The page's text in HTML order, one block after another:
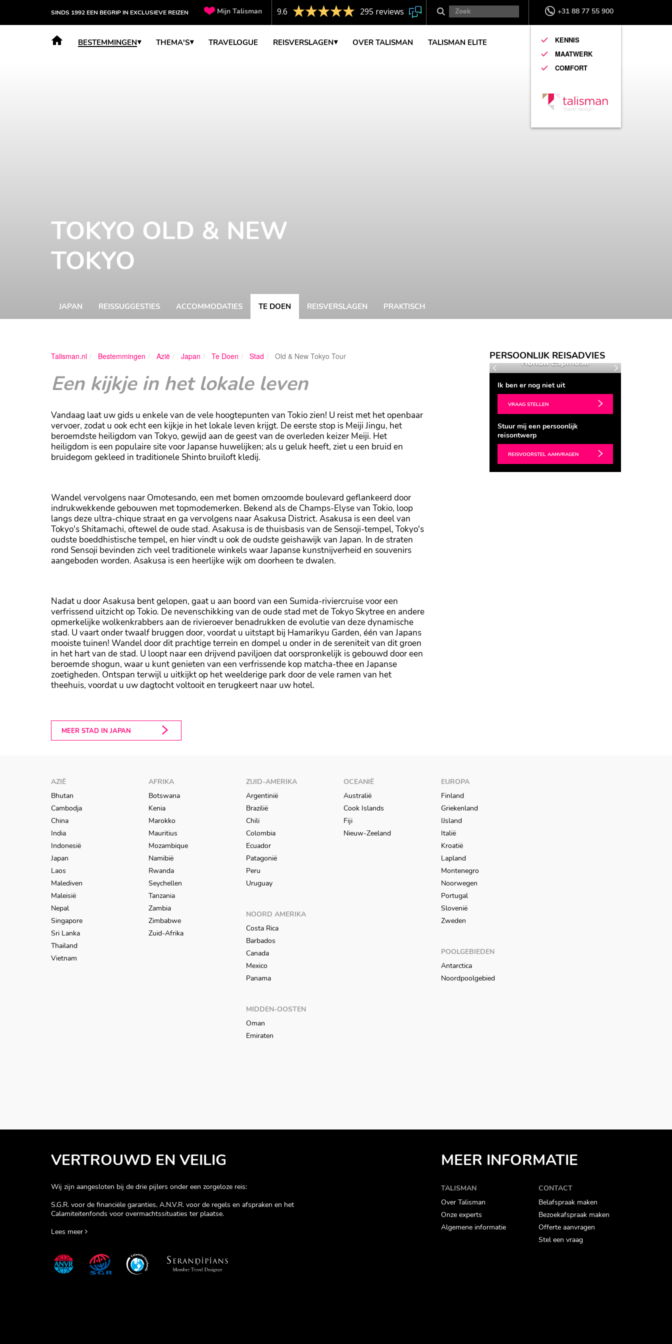
SINDS 1992 EEN BEGRIP IN EXCLUSIEVE REIZEN Mijn Talisman 9.6 295 reviews +31 88 77 55 900
KENNIS
MAATWERK
COMFORT
BESTEMMINGEN THEMA'S TRAVELOGUE REISVERSLAGEN OVER TALISMAN TALISMAN ELITE
TOKYO OLD & NEW
TOKYO
JAPAN REISSUGGESTIES ACCOMMODATIES TE DOEN REISVERSLAGEN PRAKTISCH
Talisman.nl Bestemmingen Azië Japan Te Doen Stad Old & New Tokyo Tour
Een kijkje in het lokale leven
Vandaag laat uw gids u enkele van de vele hoogtepunten van Tokio zien! U reist met het openbaar
vervoer, zodat u ook echt een kijkje in het lokale leven krijgt. De eerste stop is Meiji Jingu, het
beroemdste heiligdom van Tokyo, gewijd aan de geest van de overleden keizer Meiji. Het
heiligdom is een populaire site voor Japanse huwelijken; als u geluk heeft, ziet u een bruid en
bruidegom gekleed in traditionele Shinto bruiloft kledij.
Wandel vervolgens naar Omotesando, een met bomen omzoomde boulevard geflankeerd door
indrukwekkende gebouwen met topmodemerken. Bekend als de Champs-Elyse van Tokio, loop
langs deze ultra-chique straat en ga vervolgens naar Asakusa District. Asakusa is een deel van
Tokyo's Shitamachi, oftewel de oude stad. Asakusa is de thuisbasis van de Sensoji-tempel, Tokyo's
oudste boeddhistische tempel, en hier vindt u ook de oudste geishawijk van Japan. In de straten
rond Sensoji bevinden zich veel traditionele winkels waar Japanse kunstnijverheid en souvenirs
aangeboden worden. Asakusa is een heerlijke wijk om doorheen te dwalen.
Nadat u door Asakusa bent gelopen, gaat u aan boord van een Sumida-riviercruise voor een
verfrissend uitzicht op Tokio. De nevenschikking van de oude stad met de Tokyo Skytree en andere
opmerkelijke wolkenkrabbers aan de rivieroever benadrukken de evolutie van deze dynamische
stad. U vaart onder twaalf bruggen door, voordat u uitstapt bij Hamarikyu Garden, één van Japans
mooiste tuinen! Wandel door dit prachtige terrein en dompel u onder in de sereniteit van dit groen
in het hart van de stad. U loopt naar een drijvend paviljoen dat oorspronkelijk is gebouwd door een
beroemde shogun, waar u kunt genieten van een verfrissende kop matcha-thee en Japanse
zoetigheden. Ontspan terwijl u uitkijkt op het weelderige park door de vele ramen van het
theehuis, voordat u uw dagtocht voltooit en terugkeert naar uw hotel.
MEER STAD IN JAPAN
PERSOONLIJK REISADVIES
Ronda Espinosa
Vorige Volgende
Ik ben er nog niet uit
VRAAG STELLEN
Stuur mij een persoonlijk
reisontwerp
REISVOORSTEL AANVRAGEN
AZIË
Bhutan
Cambodja
China
India
Indonesië
Japan
Laos
Malediven
Maleisië
Nepal
Singapore
Sri Lanka
Thailand
Vietnam
AFRIKA
Botswana
Kenia
Marokko
Mauritius
Mozambique
Namibië
Rwanda
Seychellen
Tanzania
Zambia
Zimbabwe
Zuid-Afrika
ZUID-AMERIKA
Argentinië
Brazilië
Chili
Colombia
Ecuador
Patagonië
Peru
Uruguay
NOORD AMERIKA
Costa Rica
Barbados
Canada
Mexico
Panama
MIDDEN-OOSTEN
Oman
Emiraten
OCEANIË
Australië
Cook Islands
Fiji
Nieuw-Zeeland
EUROPA
Finland
Griekenland
IJsland
Italië
Kroatië
Lapland
Montenegro
Noorwegen
Portugal
Slovenië
Zweden
POOLGEBIEDEN
Antarctica
Noordpoolgebied
MEER INFORMATIE
TALISMAN
Over Talisman
Onze experts
Algemene informatie
CONTACT
Belafspraak maken
Bezoekafspraak maken
Offerte aanvragen
Stel een vraag
VERTROUWD EN VEILIG
Wij zijn aangesloten bij de drie pijlers onder een zorgeloze reis:
S.G.R. voor de financiële garanties, A.N.V.R. voor de regels en afspraken en het
Calamiteitenfonds voor overmachtssituaties ter plaatse.
Lees meer